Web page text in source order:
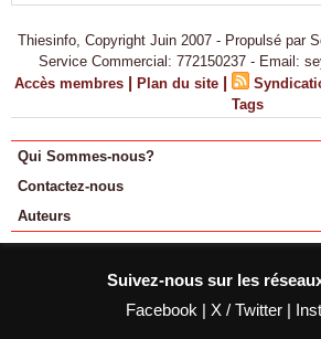
Thiesinfo, Copyright Juin 2007 - Propulsé par
Service Commercial: 772150237 - Email:
Accès membres | Plan du site |
Tags
Qui Sommes-nous?
Contactez-nous
Auteurs
Suivez-nous sur les
Facebook | X / Twitter |